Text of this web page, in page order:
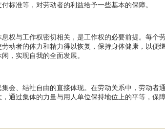
付标准等，对劳动者的利益给予一些基本的保障。
息权与工作权密切相关，是工作权的必要前提。每个
动者的体力和精力得以恢复，保持身体健康，以便
，实现自我的全面发展。
、结社自由的直接体现。在劳动关系中，劳动者
通过集体的力量与用人单位保持地位上的平等，保